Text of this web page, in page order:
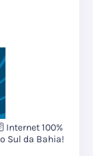
Internet 100%
Sul da Bahia!